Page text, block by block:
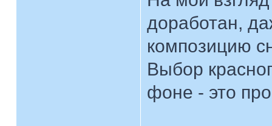
доработан,
композицию
Выбор
фоне - это